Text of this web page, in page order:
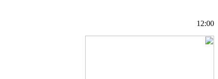
12:00